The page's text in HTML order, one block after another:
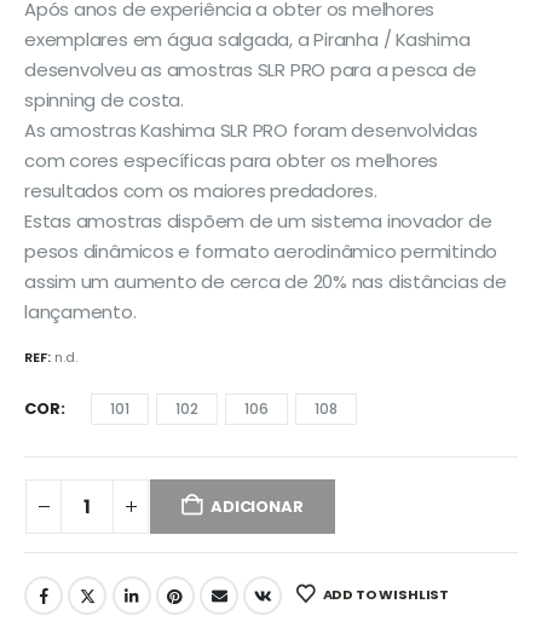
Após anos de experiência a obter os melhores
exemplares em água salgada, a Piranha / Kashima
desenvolveu as amostras SLR PRO para a pesca de
spinning de costa.
As amostras Kashima SLR PRO foram desenvolvidas
com cores específicas para obter os melhores
resultados com os maiores predadores.
Estas amostras dispõem de um sistema inovador de
pesos dinâmicos e formato aerodinâmico permitindo
assim um aumento de cerca de 20% nas distâncias de
lançamento.
REF: n.d.
COR 101 102 106 108
ADICIONAR
ADD TO WISHLIST